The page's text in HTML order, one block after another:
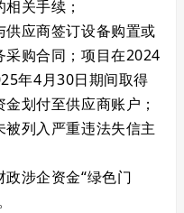
关手续；
供应商签订设备购置或
采购合同；项目在2024
年4月30日期间取得
划付至供应商账户；
被列入严重违法失信主
政涉企资金“绿色门